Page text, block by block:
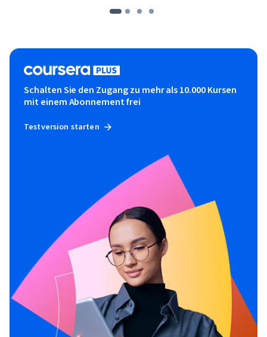
Schalten Sie den Zugang zu mehr als 10.000 Kursen
mit einem Abonnement frei
Testversion starten